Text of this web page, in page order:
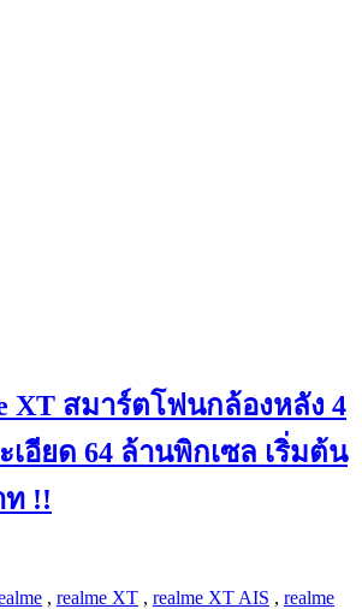
XT สมาร์ตโฟนกล้องหลัง 4
อียด 64 ล้านพิกเซล เริ่มต้น
ท !!
, realme XT , realme XT AIS , realme